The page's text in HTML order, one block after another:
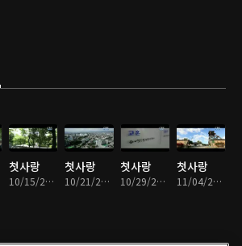
첫사랑
10/15/2013 • 10분
첫사랑
10/21/2013 • 9분
첫사랑
10/29/2013 • 9분
첫사랑
11/04/2013 • 9분